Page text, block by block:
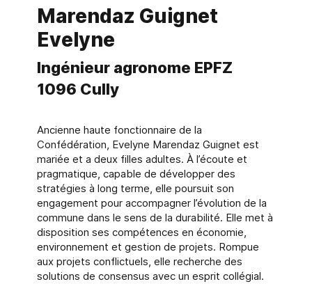
Marendaz Guignet
Evelyne
Ingénieur agronome EPFZ
1096 Cully
Ancienne haute fonctionnaire de la
Confédération, Evelyne Marendaz Guignet est
mariée et a deux filles adultes. À l’écoute et
pragmatique, capable de développer des
stratégies à long terme, elle poursuit son
engagement pour accompagner l’évolution de la
commune dans le sens de la durabilité. Elle met à
disposition ses compétences en économie,
environnement et gestion de projets. Rompue
aux projets conflictuels, elle recherche des
solutions de consensus avec un esprit collégial.